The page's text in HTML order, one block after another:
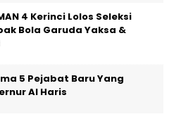
4 Kerinci Lolos Seleksi
Bola Garuda Yaksa &
5 Pejabat Baru Yang
Al Haris